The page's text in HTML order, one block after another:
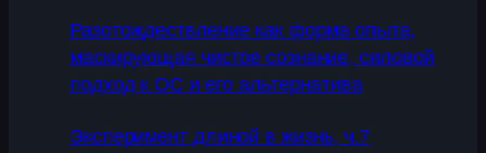
Разотождествление как форма опыта,
маскирующая чистое сознание, силовой
подход к ОС и его альтернатива
Эксперимент длиной в жизнь, ч.7